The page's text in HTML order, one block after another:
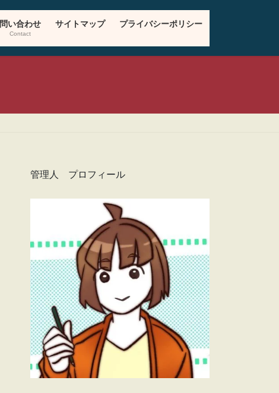
問い合わせ
Contact
サイトマップ プライバシーポリシー
管理人 プロフィール